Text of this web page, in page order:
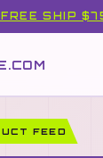
FREE SHIP
FEED